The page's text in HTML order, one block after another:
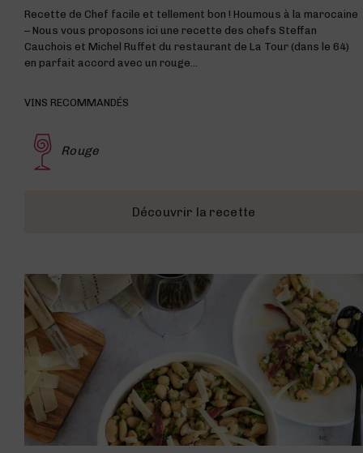
Recette de Chef facile et tellement bon ! Houmous à la marocaine
– Nous vous proposons ici une recette des chefs Steffan
Cauchois et Michel Ruffet du restaurant de La Tour (dans le 64)
en parfait accord avec un rouge...
VINS RECOMMANDÉS
Rouge
Découvrir la recette